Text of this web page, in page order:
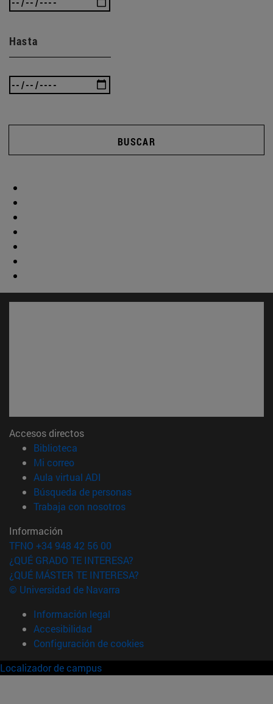
Hasta
BUSCAR
Accesos directos
Biblioteca
Mi correo(abre en nueva ventana)
Aula virtual ADI
Búsqueda de personas(abre en nueva ventana)
Trabaja con nosotros(abre en nueva ventana)
Información
TFNO +34 948 42 56 00
¿QUÉ GRADO TE INTERESA?
¿QUÉ MÁSTER TE INTERESA?
© Universidad de Navarra
Información legal
Accesibilidad
Configuración de cookies
Localizador de campus